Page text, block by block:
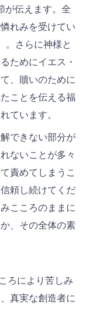
が伝えます。全
れみを受けてい
。さらに神様と
ためにイエス・
、贖いのために
ことを伝える福
ています。
できない部分が
ないことが多々
責めてしまうこ
頼し続けてくだ
こころのままに
、その全体の素
ろにより苦しみ
真実な創造者に